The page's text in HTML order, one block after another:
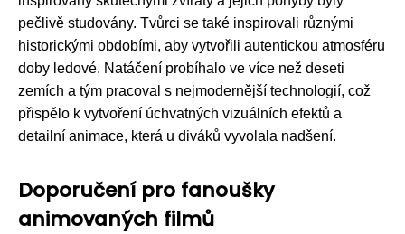
pečlivě studovány. Tvůrci se také inspirovali různými
historickými obdobími, aby vytvořili autentickou atmosféru
doby ledové. Natáčení probíhalo ve více než deseti
zemích a tým pracoval s nejmodernější technologií, což
přispělo k vytvoření úchvatných vizuálních efektů a
detailní animace, která u diváků vyvolala nadšení.
Doporučení pro fanoušky
animovaných filmů